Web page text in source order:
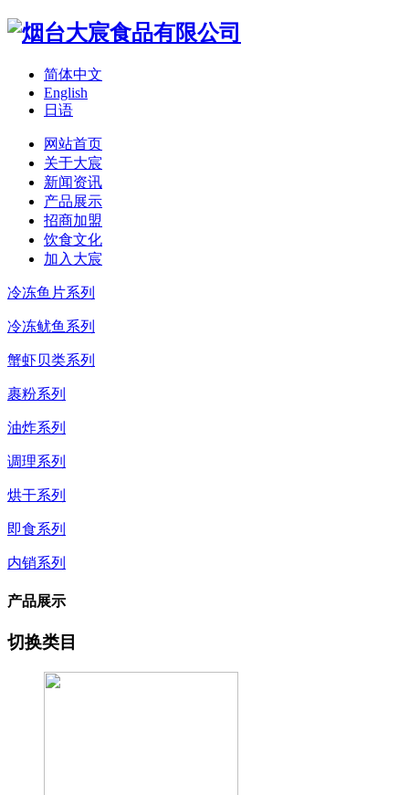
简体中文
English
日语
网站首页
关于大宸
新闻资讯
产品展示
招商加盟
饮食文化
加入大宸
冷冻鱼片系列
冷冻鱿鱼系列
蟹虾贝类系列
裹粉系列
油炸系列
调理系列
烘干系列
即食系列
内销系列
产品展示
切换类目